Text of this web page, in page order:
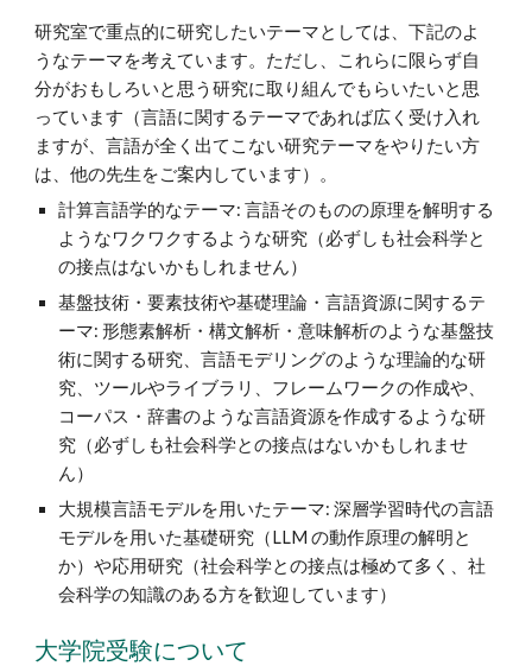
研究室で重点的に研究したいテーマとしては、下記のよ
うなテーマを考えています。ただし、これらに限らず自
分がおもしろいと思う研究に取り組んでもらいたいと思
っています（言語に関するテーマであれば広く受け入れ
ますが、言語が全く出てこない研究テーマをやりたい方
は、他の先生をご案内しています）。
計算言語学的なテーマ: 言語そのものの原理を解明する
ようなワクワクするような研究（必ずしも社会科学と
の接点はないかもしれません）
基盤技術・要素技術や基礎理論・言語資源に関するテ
ーマ: 形態素解析・構文解析・意味解析のような基盤技
術に関する研究、言語モデリングのような理論的な研
究、ツールやライブラリ、フレームワークの作成や、
コーパス・辞書のような言語資源を作成するような研
究（必ずしも社会科学との接点はないかもしれませ
ん）
大規模言語モデルを用いたテーマ: 深層学習時代の言語
モデルを用いた基礎研究（LLM の動作原理の解明と
か）や応用研究（社会科学との接点は極めて多く、社
会科学の知識のある方を歓迎しています）
大学院受験について